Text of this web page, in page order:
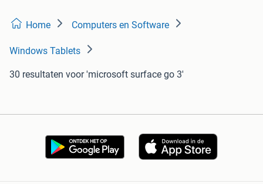
Home Computers en Software
Windows Tablets
30 resultaten voor 'microsoft surface go 3'